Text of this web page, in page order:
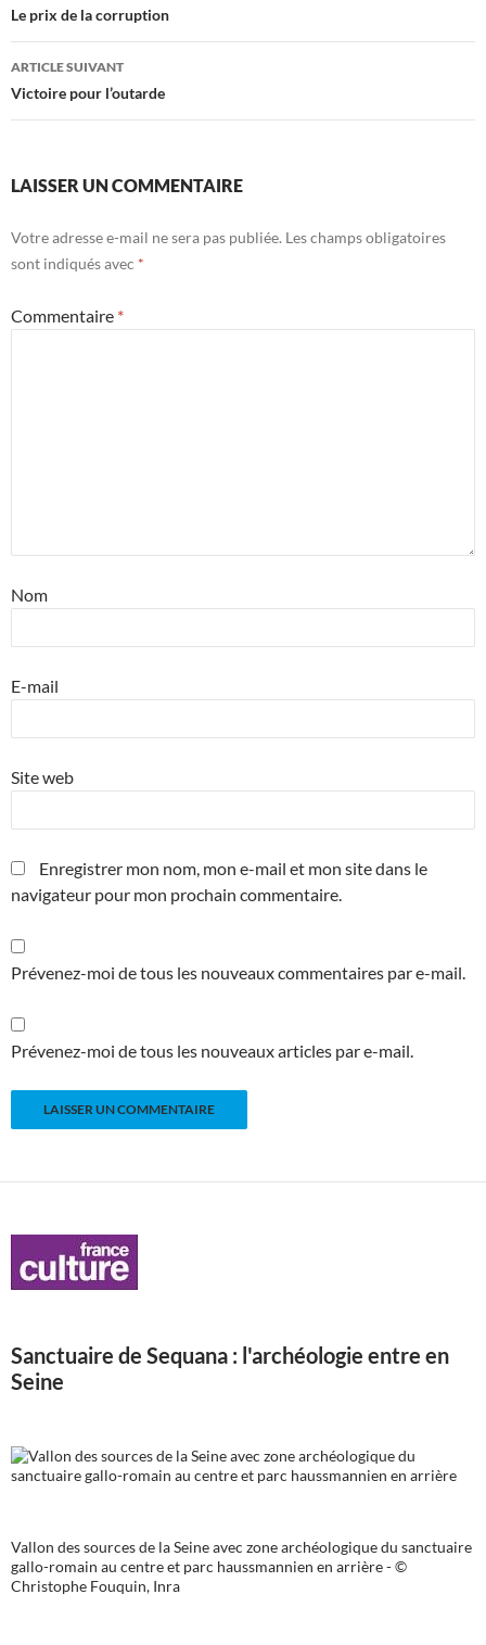
des
articles
Le prix de la corruption
ARTICLE SUIVANT
Victoire pour l’outarde
LAISSER UN COMMENTAIRE
Votre adresse e-mail ne sera pas publiée. Les champs obligatoires
sont indiqués avec *
Commentaire *
Nom
E-mail
Site web
Enregistrer mon nom, mon e-mail et mon site dans le
navigateur pour mon prochain commentaire.
Prévenez-moi de tous les nouveaux commentaires par e-mail.
Prévenez-moi de tous les nouveaux articles par e-mail.
Sanctuaire de Sequana : l'archéologie entre en
Seine
Vallon des sources de la Seine avec zone archéologique du sanctuaire
gallo-romain au centre et parc haussmannien en arrière - ©
Christophe Fouquin, Inra